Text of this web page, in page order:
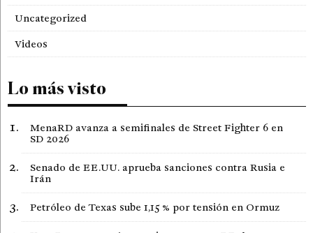
Uncategorized
Videos
Lo más visto
MenaRD avanza a semifinales de Street Fighter 6 en
SD 2026
Senado de EE.UU. aprueba sanciones contra Rusia e
Irán
Petróleo de Texas sube 1,15 % por tensión en Ormuz